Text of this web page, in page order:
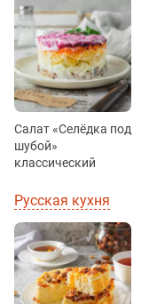
Салат «Селёдка под
шубой»
классический
Русская кухня